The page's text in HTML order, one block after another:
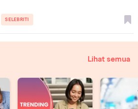
SELEBRITI
Lihat semua